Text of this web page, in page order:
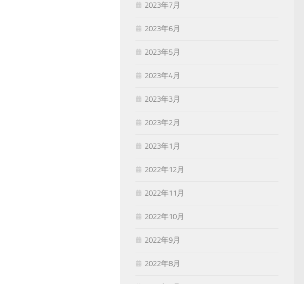
2023年7月
2023年6月
2023年5月
2023年4月
2023年3月
2023年2月
2023年1月
2022年12月
2022年11月
2022年10月
2022年9月
2022年8月